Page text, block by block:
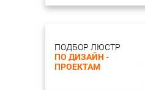
ПОДБОР ЛЮСТР
ПО ДИЗАЙН -
ПРОЕКТАМ